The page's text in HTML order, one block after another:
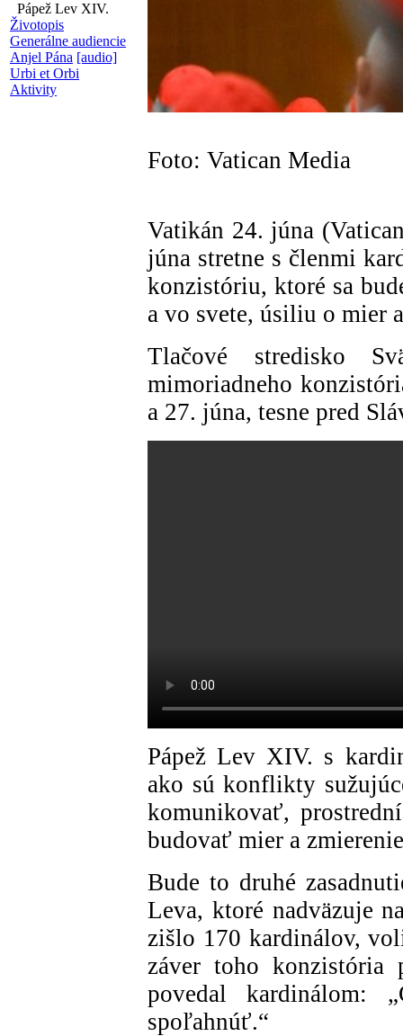
Pápež Lev XIV.
Životopis
Generálne audiencie
Anjel Pána [audio]
Urbi et Orbi
Aktivity
Foto: Vatican Media
Vatikán 24. júna
júna stretne s členmi
konzistóriu, ktoré sa
a vo svete, úsiliu o mier
Tlačové stredisko
mimoriadneho
a 27. júna, tesne pred
Pápež Lev XIV. s
ako sú konflikty
komunikovať,
budovať mier a
Bude to druhé
Leva, ktoré nadväzuje
zišlo 170 kardinálov,
záver toho konzistória
povedal kardinálom:
spoľahnúť.“